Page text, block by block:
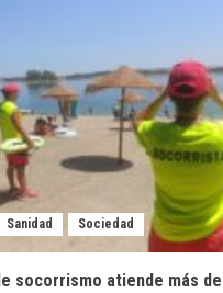
Sanidad Sociedad
socorrismo atiende más